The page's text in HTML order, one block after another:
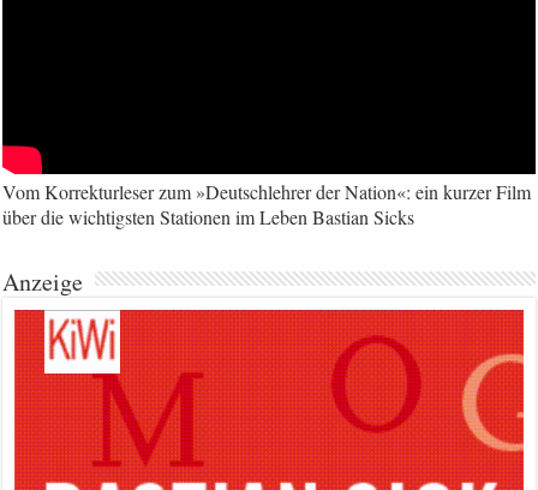
Vom Korrekturleser zum »Deutschlehrer der Nation«: ein kurzer Film
über die wichtigsten Stationen im Leben Bastian Sicks
Anzeige